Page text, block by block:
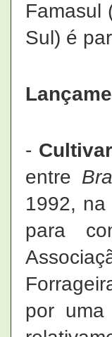
Famasul
Sul) é
-
entre
1992,
para
por